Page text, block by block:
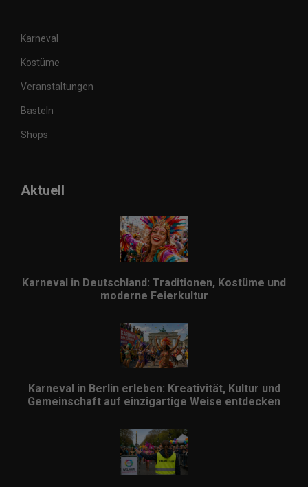
Karneval
Kostüme
Veranstaltungen
Basteln
Shops
Aktuell
Karneval in Deutschland: Traditionen, Kostüme und
moderne Feierkultur
Karneval in Berlin erleben: Kreativität, Kultur und
Gemeinschaft auf einzigartige Weise entdecken